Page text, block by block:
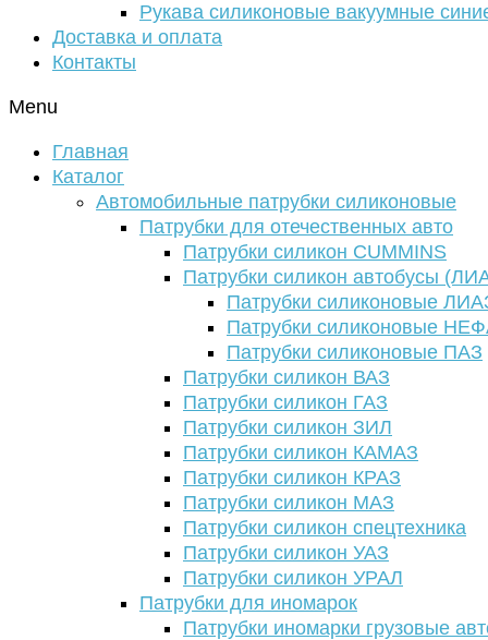
Рукава силиконовые вакуумные
Доставка и оплата
Контакты
Menu
Главная
Каталог
Автомобильные патрубки силиконовые
Патрубки для отечественных авто
Патрубки силикон CUMMINS
Патрубки силикон автобусы
Патрубки силиконовые
Патрубки силиконовые
Патрубки силиконовые ПАЗ
Патрубки силикон ВАЗ
Патрубки силикон ГАЗ
Патрубки силикон ЗИЛ
Патрубки силикон КАМАЗ
Патрубки силикон КРАЗ
Патрубки силикон МАЗ
Патрубки силикон спецтехника
Патрубки силикон УАЗ
Патрубки силикон УРАЛ
Патрубки для иномарок
Патрубки иномарки грузовые